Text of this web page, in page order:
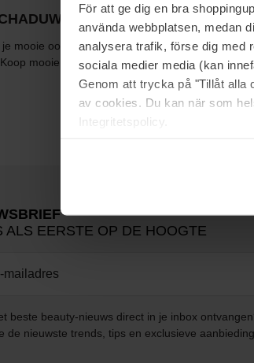
För att ge dig en bra
använda webbplatsen, medan
analysera trafik, förse dig med
sociala medier media (kan
Genom att trycka på "Tillåt alla
av cookies. Du kan när som
Integritetspolicy.
je mooie oogschaduwpaletten van een aantal
mooie paletten van merken als theBalm,
ALS EERSTE OP DE HOOGTE
beste beauty-nieuws direct in je inbox
de nieuwste trends, tips en exclusieve